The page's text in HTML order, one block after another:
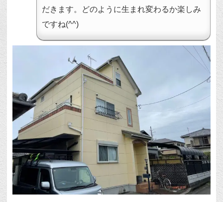
だきます。どのように生まれ変わるか楽しみ
ですね(^^)